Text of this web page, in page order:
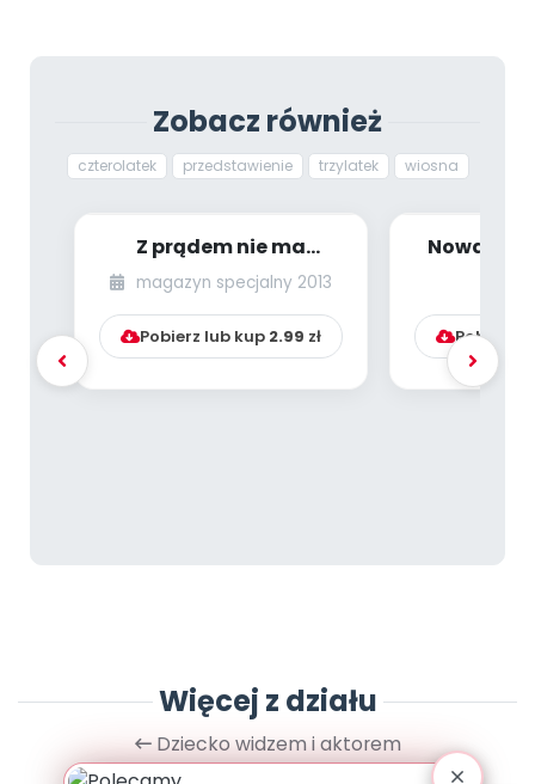
Zobacz również
czterolatek przedstawienie trzylatek wiosna
Z prądem nie ma
żartów! (scenariusz
zajęć dla 4-latków)...
magazyn specjalny 2013
Pobierz lub kup 2.99 zł
Nowalijki
Pobierz
Więcej z działu
Dziecko widzem i aktorem